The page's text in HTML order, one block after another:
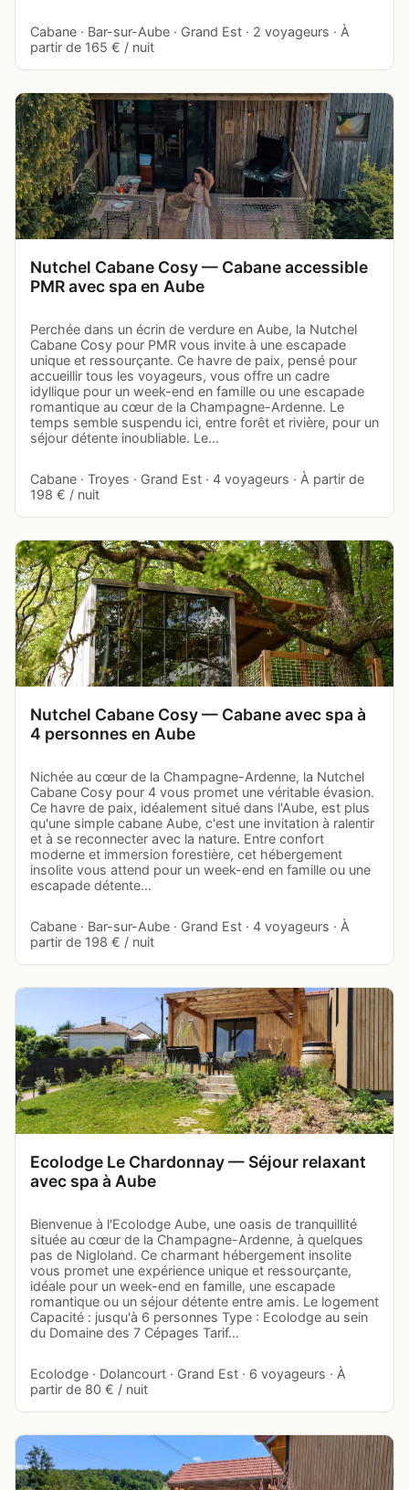
Cabane · Bar-sur-Aube · Grand Est · 2 voyageurs · À
partir de 165 € / nuit
Nutchel Cabane Cosy — Cabane accessible
PMR avec spa en Aube
Perchée dans un écrin de verdure en Aube, la Nutchel
Cabane Cosy pour PMR vous invite à une escapade
unique et ressourçante. Ce havre de paix, pensé pour
accueillir tous les voyageurs, vous offre un cadre
idyllique pour un week-end en famille ou une escapade
romantique au cœur de la Champagne-Ardenne. Le
temps semble suspendu ici, entre forêt et rivière, pour un
séjour détente inoubliable. Le…
Cabane · Troyes · Grand Est · 4 voyageurs · À partir de
198 € / nuit
Nutchel Cabane Cosy — Cabane avec spa à
4 personnes en Aube
Nichée au cœur de la Champagne-Ardenne, la Nutchel
Cabane Cosy pour 4 vous promet une véritable évasion.
Ce havre de paix, idéalement situé dans l'Aube, est plus
qu'une simple cabane Aube, c'est une invitation à ralentir
et à se reconnecter avec la nature. Entre confort
moderne et immersion forestière, cet hébergement
insolite vous attend pour un week-end en famille ou une
escapade détente…
Cabane · Bar-sur-Aube · Grand Est · 4 voyageurs · À
partir de 198 € / nuit
Ecolodge Le Chardonnay — Séjour relaxant
avec spa à Aube
Bienvenue à l'Ecolodge Aube, une oasis de tranquillité
située au cœur de la Champagne-Ardenne, à quelques
pas de Nigloland. Ce charmant hébergement insolite
vous promet une expérience unique et ressourçante,
idéale pour un week-end en famille, une escapade
romantique ou un séjour détente entre amis. Le logement
Capacité : jusqu'à 6 personnes Type : Ecolodge au sein
du Domaine des 7 Cépages Tarif…
Ecolodge · Dolancourt · Grand Est · 6 voyageurs · À
partir de 80 € / nuit